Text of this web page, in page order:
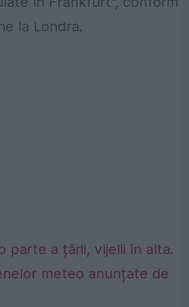
la Londra.
parte a țării, vijelii în alta.
meteo anunțate de